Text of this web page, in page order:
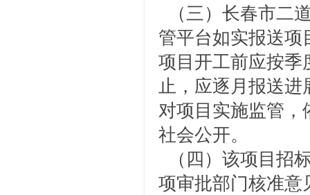
（三）长春市二
管平台如实报送项
项目开工前应按季
止，应逐月报送进
对项目实施监管，
社会公开。
（四）该项目招
项审批部门核准意